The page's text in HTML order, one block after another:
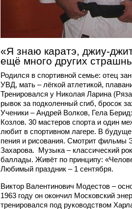
«Я знаю каратэ, джиу-
ещё много других
Родился в спортивной семье: отец
УВД, мать – лёгкой атлетикой,
Тренировался у Николая Ларина
рывок за подколенный сгиб, бросок
Ученики – Андрей Волков, Гела
Козлов. 30 мастеров спорта и один
любит в спортивном лагере. В
пения и рисования. Смотрит фильмы
Захарова. Музыка – классический
баллады. Живёт по принципу:
Любимый праздник – 1 сентября.
Виктор Валентинович Модестов –
1963 году он окончил Московский
тренировался под руководством